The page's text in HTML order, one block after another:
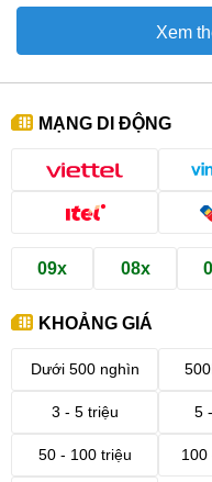
Xem
MẠNG DI ĐỘNG
09x 08x
KHOẢNG GIÁ
Dưới 500 nghìn
3 - 5 triệu 5
50 - 100 triệu 100